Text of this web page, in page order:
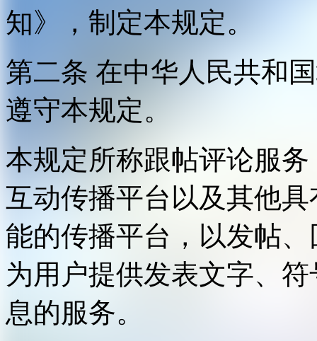
知》，制定本规定。
第二条 在中华人民共和
遵守本规定。
本规定所称跟帖评论服
互动传播平台以及其他
能的传播平台，以发帖
为用户提供发表文字、
息的服务。